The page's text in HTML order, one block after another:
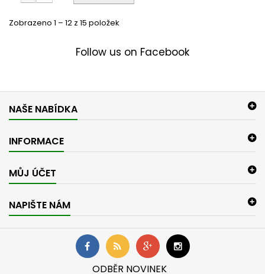
Zobrazeno 1 – 12 z 15 položek
Follow us on Facebook
NAŠE NABÍDKA
INFORMACE
MŮJ ÚČET
NAPIŠTE NÁM
ODBĚR NOVINEK